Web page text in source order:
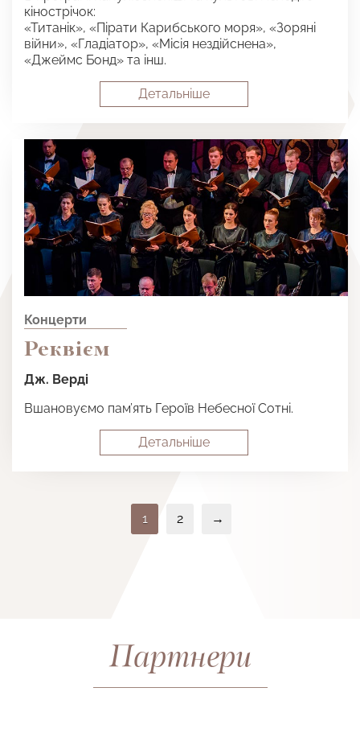
кінострічок:
«Титанік», «Пірати Карибського моря», «Зоряні
війни», «Гладіатор», «Місія нездійснена»,
«Джеймс Бонд» та інш.
Детальнiше
Концерти
Реквієм
Дж. Верді
Вшановуємо пам’ять Героїв Небесної Сотні.
Детальнiше
1 2 →
Партнери